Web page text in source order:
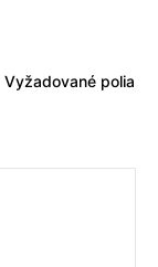
Vyžadované polia